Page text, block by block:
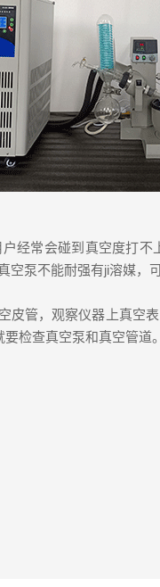
常会碰到真空度打不
泵不能耐强有ji溶媒，
管，观察仪器上真空
检查真空泵和真空管道。